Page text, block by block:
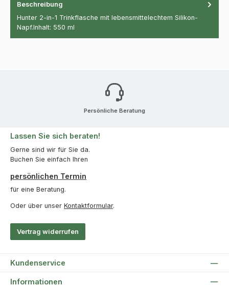
Beschreibung
Hunter 2-in-1 Trinkflasche mit lebensmittelechtem Silikon-
Napf.Inhalt: 550 ml
Persönliche Beratung
Lassen Sie sich beraten!
Gerne sind wir für Sie da.
Buchen Sie einfach Ihren
persönlichen Termin
für eine Beratung.
Oder über unser Kontaktformular.
Vertrag widerrufen
Kundenservice
Informationen